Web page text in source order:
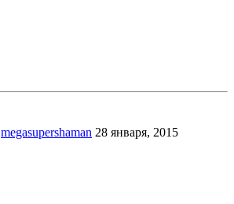
megasupershaman 28 января, 2015